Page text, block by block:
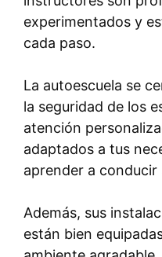
experimentados y
cada paso.
La autoescuela se
la seguridad de los
atención
adaptados a tus
aprender a conducir
Además, sus
están bien